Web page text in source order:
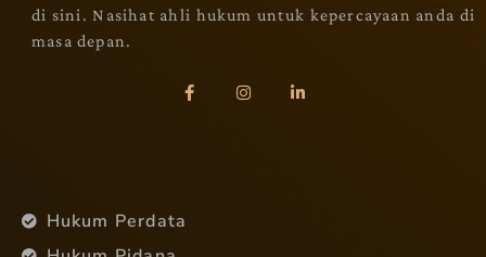
di sini. Nasihat ahli hukum untuk kepercayaan anda di
masa depan.
Hukum Perdata